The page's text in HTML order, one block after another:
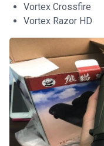
Vortex Crossfire
Vortex Razor HD